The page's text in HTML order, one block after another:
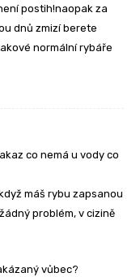
postih!naopak za
dnů zmizí berete
normální rybáře
co nemá u vody co
máš rybu zapsanou
problém, v cizině
vůbec?